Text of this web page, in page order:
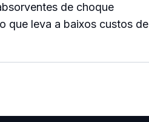
de choque
que leva a baixos custos de